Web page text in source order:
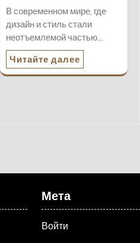
В современном мире, где
дизайн и стиль стали
неотъемлемой частью…
Читайте далее
Мета
Войти